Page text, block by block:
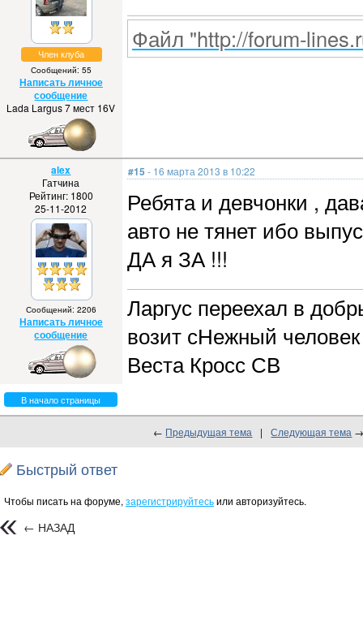
Член клуба
Сообщений: 55
Написать личное
сообщение
Lada Largus 7 мест 16V
Файл "http://forum-
alex
Гатчина
Рейтинг: 1800
25-11-2012
Сообщений: 2206
Написать личное
сообщение
#15 - 16 марта 2013 в 10:22
Ребята и девчонки ,
авто не тянет ибо
ДА я ЗА !!!
Ларгус переехал в
возит сНежный
Веста Кросс СВ
В начало страницы
← Предыдущая тема | Следующая тема
Быстрый ответ
Чтобы писать на форуме, зарегистрируйтесьили авторизуйтесь.
← НАЗАД